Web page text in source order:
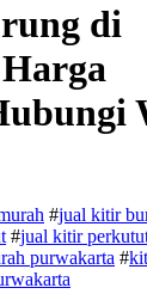
di
#jual kitir
#jual kitir
purwakarta #